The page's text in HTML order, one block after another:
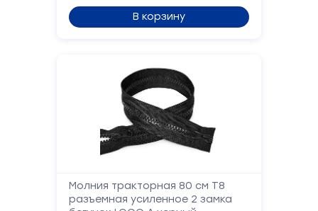
В корзину
Молния тракторная 80 см Т8
разъемная усиленное 2 замка
Форма
обратной
связи